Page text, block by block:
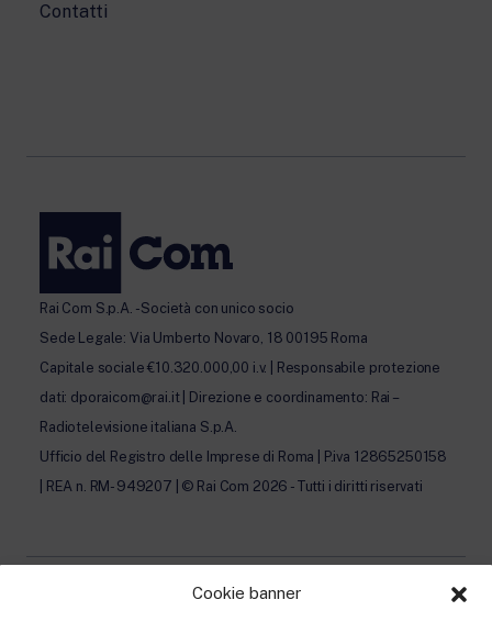
Cookie banner
Contatti
Rai Com S.p.A. - Società con unico socio
Sede Legale: Via Umberto Novaro, 18 00195 Roma
Capitale sociale €10.320.000,00 i.v. | Responsabile protezione
dati: dporaicom@rai.it | Direzione e coordinamento: Rai –
Radiotelevisione italiana S.p.A.
Ufficio del Registro delle Imprese di Roma | P.iva 12865250158
| REA n. RM- 949207 | © Rai Com 2026 - Tutti i diritti riservati